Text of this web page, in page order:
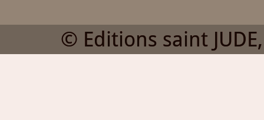
© Editions saint